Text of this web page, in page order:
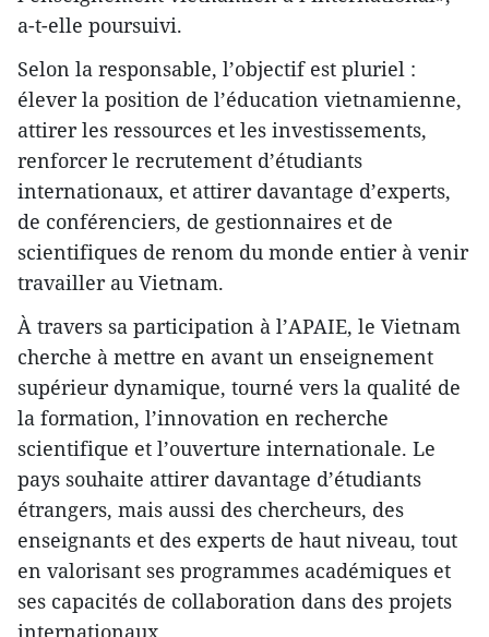
a-t-elle poursuivi.
Selon la responsable, l’objectif est pluriel :
élever la position de l’éducation vietnamienne,
attirer les ressources et les investissements,
renforcer le recrutement d’étudiants
internationaux, et attirer davantage d’experts,
de conférenciers, de gestionnaires et de
scientifiques de renom du monde entier à venir
travailler au Vietnam.
À travers sa participation à l’APAIE, le Vietnam
cherche à mettre en avant un enseignement
supérieur dynamique, tourné vers la qualité de
la formation, l’innovation en recherche
scientifique et l’ouverture internationale. Le
pays souhaite attirer davantage d’étudiants
étrangers, mais aussi des chercheurs, des
enseignants et des experts de haut niveau, tout
en valorisant ses programmes académiques et
ses capacités de collaboration dans des projets
internationaux.